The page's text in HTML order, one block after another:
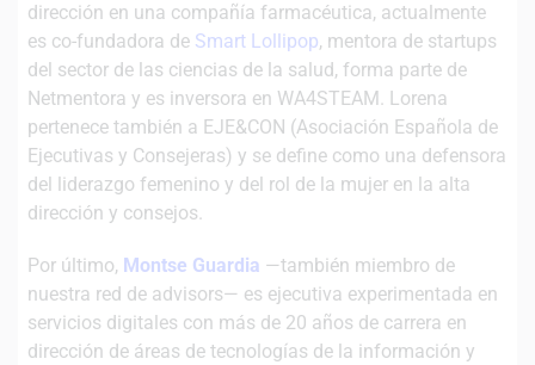
dirección en una compañía farmacéutica, actualmente
es co-fundadora de Smart Lollipop, mentora de startups
del sector de las ciencias de la salud, forma parte de
Netmentora y es inversora en WA4STEAM. Lorena
pertenece también a EJE&CON (Asociación Española de
Ejecutivas y Consejeras) y se define como una defensora
del liderazgo femenino y del rol de la mujer en la alta
dirección y consejos.
Por último, Montse Guardia —también miembro de
nuestra red de advisors— es ejecutiva experimentada en
servicios digitales con más de 20 años de carrera en
dirección de áreas de tecnologías de la información y